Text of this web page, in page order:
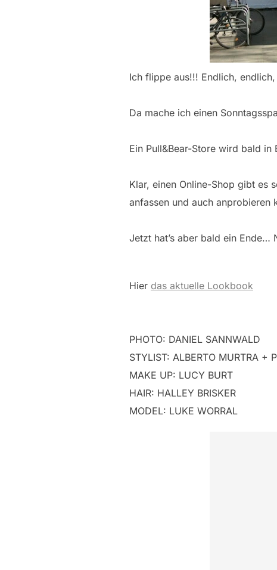
Ich flippe aus!!! Endlich,
Da mache ich einen
Ein Pull&Bear-Store wird bald
Klar, einen Online-Shop gibt es
anfassen und auch
Jetzt hat’s aber bald ein
Hier das aktuelle Lookbook
PHOTO: DANIEL SANNWALD
STYLIST: ALBERTO MURTRA +
MAKE UP: LUCY BURT
HAIR: HALLEY BRISKER
MODEL: LUKE WORRAL